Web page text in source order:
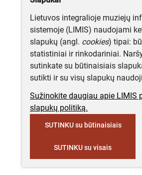
Lietuvos integralioje muziejų
sistemoje (LIMIS) naudojami
slapukų (angl. cookies) tipai:
statistiniai ir rinkodariniai.
sutinkate su būtinaisiais
sutikti ir su visų slapukų
Sužinokite daugiau apie LIMIS
slapukų politiką.
SUTINKU su būtinaisiais
SUTINKU su visais